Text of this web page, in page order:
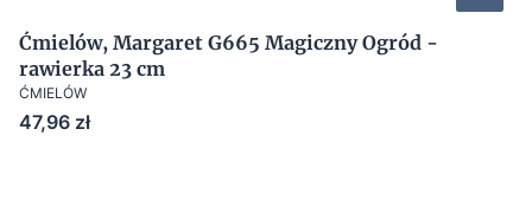
Ćmielów, Margaret G665 Magiczny Ogród -
rawierka 23 cm
ĆMIELÓW
Cena
47,96 zł